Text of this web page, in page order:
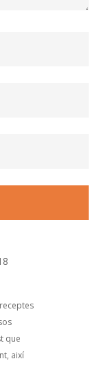
que
així